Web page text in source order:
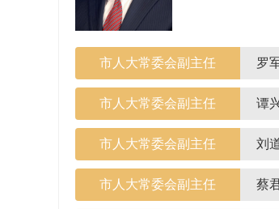
市人大常委会副主任 罗
市人大常委会副主任 谭
市人大常委会副主任 刘
市人大常委会副主任 蔡